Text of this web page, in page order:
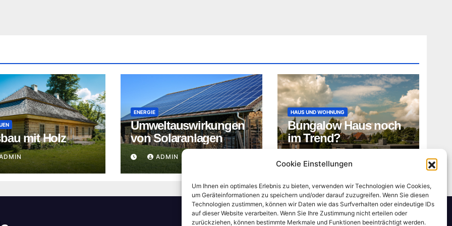
Cookie Einstellungen
Um Ihnen ein optimales Erlebnis zu bieten, verwenden wir Technologien wie Cookies,
um Geräteinformationen zu speichern und/oder darauf zuzugreifen. Wenn Sie diesen
Technologien zustimmen, können wir Daten wie das Surfverhalten oder eindeutige IDs
auf dieser Website verarbeiten. Wenn Sie Ihre Zustimmung nicht erteilen oder
zurückziehen, können bestimmte Merkmale und Funktionen beeinträchtigt werden.
mit Holz
ENERGIE
Umweltauswirkungen
von Solaranlagen
ADMIN
HAUS UND WOHNUNG
Bungalow Haus noch
im Trend?